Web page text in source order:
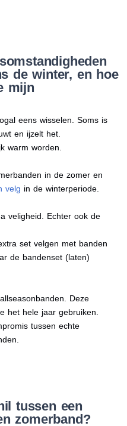
de winter, en hoe
mijn
eens wisselen. Soms is
en ijzelt het.
warm worden.
in de zomer en
velg in de winterperiode.
veligheid. Echter ook de
set velgen met banden
de bandenset (laten)
Deze
het hele jaar gebruiken.
tussen echte
tussen een
zomerband?